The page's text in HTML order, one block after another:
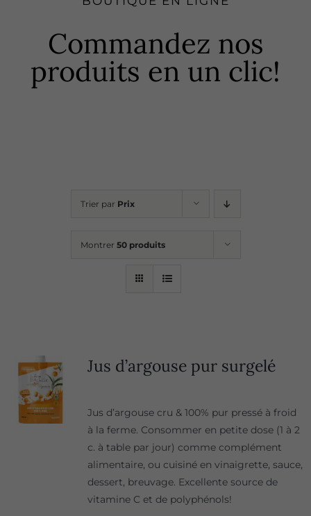
Recettes
Commandez nos
produits en un clic!
Trier par Prix
Montrer 50 produits
Jus d’argouse pur surgelé
Jus d’argouse cru & 100% pur pressé à froid
à la ferme. Consommer en petite dose (1 à 2
c. à table par jour) comme complément
alimentaire, ou cuisiné en vinaigrette, sauce,
dessert, breuvage. Excellente source de
vitamine C et de polyphénols!